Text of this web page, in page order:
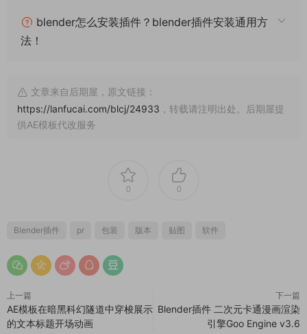
blender怎么安装插件？blender插件安装通用方
法！
文章来自后期屋，原文链接：
https://lanfucai.com/blcj/24933 ，转载请注明出处。后期屋提
供AE模板代改服务
0 0
Blender插件 pr 包装 版本 贴图 软件
上一篇
AE模板在暗黑科幻隧道中穿梭展示
的文本标题开场动画
下一篇
Blender插件 二次元卡通漫画渲染
引擎Goo Engine v3.6